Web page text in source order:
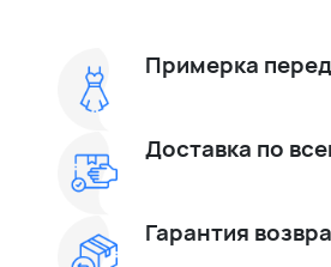
Примерка
Доставка по
Гарантия